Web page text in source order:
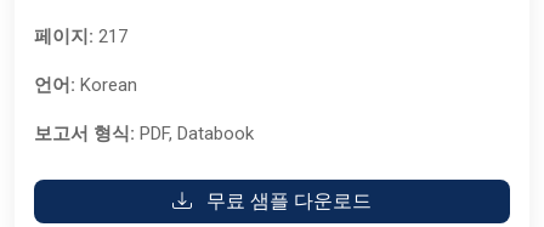
페이지: 217
언어: Korean
보고서 형식: PDF, Databook
무료 샘플 다운로드